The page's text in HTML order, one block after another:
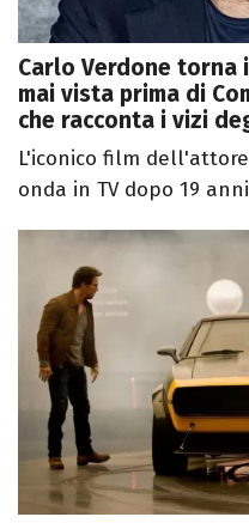
Carlo Verdone torna
mai vista prima di
che racconta i vizi
L'iconico film
onda in TV dopo 19